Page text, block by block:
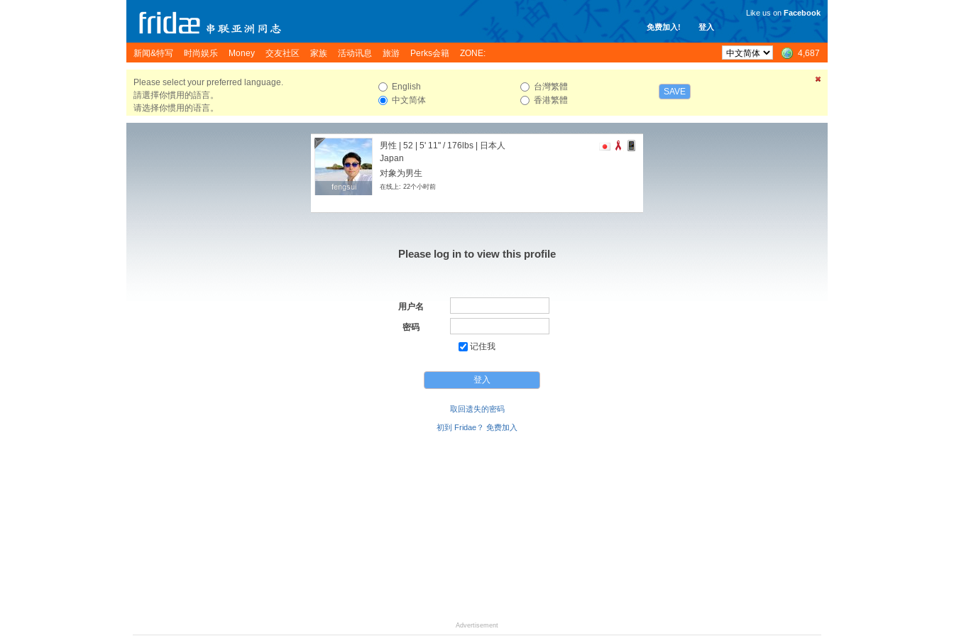
免费加入! 登入
Like us on Facebook
新闻&特写 时尚娱乐 Money 交友社区 家族 活动讯息 旅游 Perks会籍 ZONE: 4,687
Please select your preferred language.
請選擇你慣用的語言。
请选择你惯用的语言。
English
中文简体
台灣繁體
香港繁體
SAVE
fengsui
fengsui
男性 | 52 | 5' 11" / 176lbs | 日本人
Japan
对象为男生
在线上: 22个小时前
Please log in to view this profile
用户名
密码
记住我
取回遗失的密码
初到 Fridae？ 免费加入
Advertisement